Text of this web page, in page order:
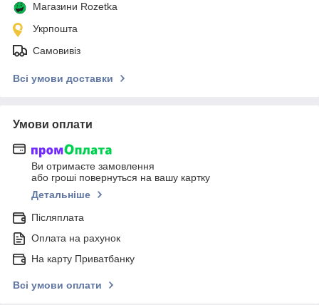
Магазини Rozetka
Укрпошта
Самовивіз
Всі умови доставки
Умови оплати
Ви отримаєте замовлення
або гроші повернуться на вашу картку
Детальніше
Післяплата
Оплата на рахунок
На карту Приватбанку
Всі умови оплати